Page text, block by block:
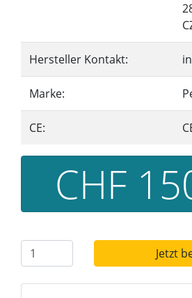
Hersteller Kontakt:
Marke:
CE:
CHF
Jetzt